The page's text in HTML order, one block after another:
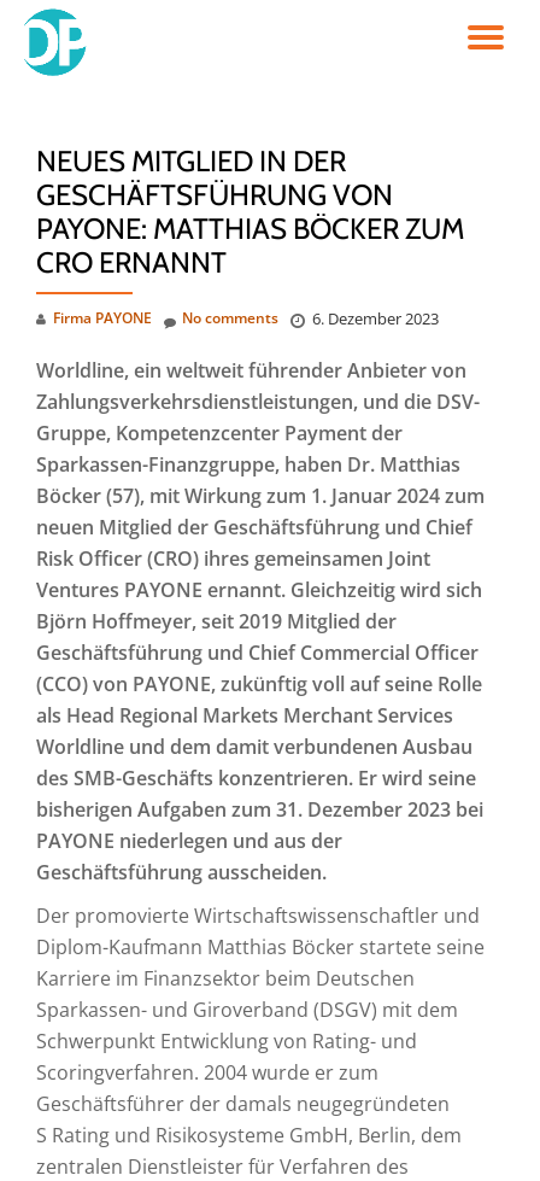
Skip
NEUES MITGLIED IN DER
GESCHÄFTSFÜHRUNG VON
PAYONE: MATTHIAS BÖCKER ZUM
CRO ERNANNT
Firma PAYONE 6. Dezember 2023
No comments
Worldline, ein weltweit führender Anbieter von
Zahlungsverkehrsdienstleistungen, und die DSV-
Gruppe, Kompetenzcenter Payment der
Sparkassen-Finanzgruppe, haben Dr. Matthias
Böcker (57), mit Wirkung zum 1. Januar 2024 zum
neuen Mitglied der Geschäftsführung und Chief
Risk Officer (CRO) ihres gemeinsamen Joint
Ventures PAYONE ernannt. Gleichzeitig wird sich
Björn Hoffmeyer, seit 2019 Mitglied der
Geschäftsführung und Chief Commercial Officer
(CCO) von PAYONE, zukünftig voll auf seine Rolle
als Head Regional Markets Merchant Services
Worldline und dem damit verbundenen Ausbau
des SMB-Geschäfts konzentrieren. Er wird seine
bisherigen Aufgaben zum 31. Dezember 2023 bei
PAYONE niederlegen und aus der
Geschäftsführung ausscheiden.
Der promovierte Wirtschaftswissenschaftler und
Diplom-Kaufmann Matthias Böcker startete seine
Karriere im Finanzsektor beim Deutschen
Sparkassen- und Giroverband (DSGV) mit dem
Schwerpunkt Entwicklung von Rating- und
Scoringverfahren. 2004 wurde er zum
Geschäftsführer der damals neugegründeten
S Rating und Risikosysteme GmbH, Berlin, dem
zentralen Dienstleister für Verfahren des